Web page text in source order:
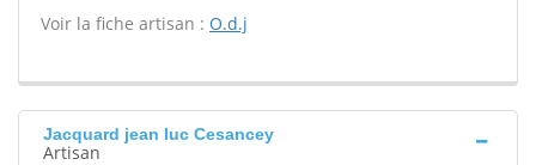
Voir la fiche artisan : O.d.j
Jacquard jean luc Cesancey
Artisan